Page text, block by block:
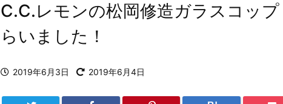
C.C.レモンの松岡修造ガラスコッ
らいました！
2019年6月3日 2019年6月4日